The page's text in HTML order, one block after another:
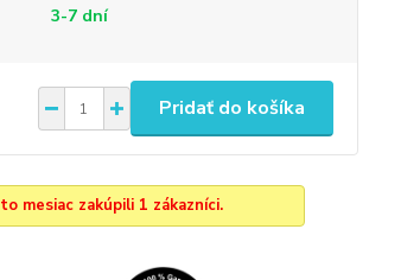
3-7 dní
Pridať do košíka
mesiac zakúpili 1 zákazníci.